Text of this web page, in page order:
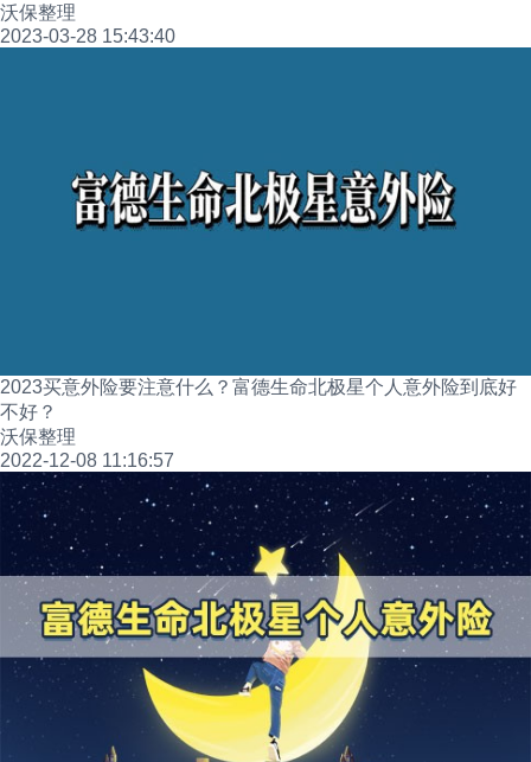
沃保整理
2023-03-28 15:43:40
2023买意外险要注意什么？富德生命北极星个人意外险到底好
不好？
沃保整理
2022-12-08 11:16:57